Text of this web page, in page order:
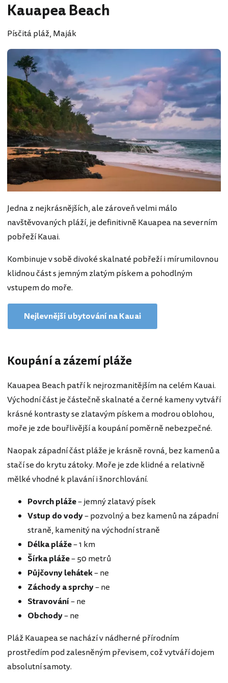
Kauapea Beach
Písčitá pláž, Maják
Jedna z nejkrásnějších, ale zároveň velmi málo
navštěvovaných pláží, je definitivně Kauapea na severním
pobřeží Kauai.
Kombinuje v sobě divoké skalnaté pobřeží i mírumilovnou
klidnou část s jemným zlatým pískem a pohodlným
vstupem do moře.
Nejlevnější ubytování na Kauai
Koupání a zázemí pláže
Kauapea Beach patří k nejrozmanitějším na celém Kauai.
Východní část je částečně skalnaté a černé kameny vytváří
krásné kontrasty se zlatavým pískem a modrou oblohou,
moře je zde bouřlivější a koupání poměrně nebezpečné.
Naopak západní část pláže je krásně rovná, bez kamenů a
stačí se do krytu zátoky. Moře je zde klidné a relativně
mělké vhodné k plavání i šnorchlování.
Povrch pláže– jemný zlatavý písek
Vstup do vody– pozvolný a bez kamenů na západní
straně, kamenitý na východní straně
Délka pláže– 1 km
Šírka pláže– 50 metrů
Půjčovny lehátek– ne
Záchody a sprchy– ne
Stravování– ne
Obchody– ne
Pláž Kauapea se nachází v nádherné přírodním
prostředím pod zalesněným převisem, což vytváří dojem
absolutní samoty.